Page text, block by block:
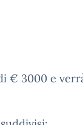
€ 3000 e